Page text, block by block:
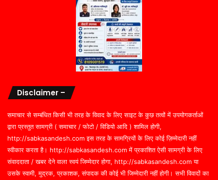
Disclaimer –
समाचार से सम्बंधित किसी भी तरह के विवाद के लिए साइट के कुछ तत्वों में उपयोगकर्ताओं
द्वारा प्रस्तुत सामग्री ( समाचार / फोटो / विडियो आदि ) शामिल होगी,
http://sabkasandesh.com इस तरह के सामग्रियों के लिए कोई ज़िम्मेदारी नहीं
स्वीकार करता है। http://sabkasandesh.com में प्रकाशित ऐसी सामग्री के लिए
संवाददाता / खबर देने वाला स्वयं जिम्मेदार होगा, http://sabkasandesh.com या
उसके स्वामी, मुद्रक, प्रकाशक, संपादक की कोई भी जिम्मेदारी नहीं होगी। सभी विवादों का